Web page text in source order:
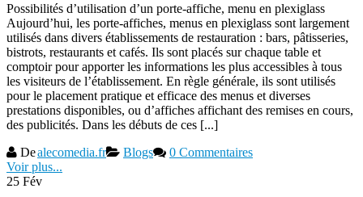
Possibilités d’utilisation d’un porte-affiche, menu en plexiglass
Aujourd’hui, les porte-affiches, menus en plexiglass sont largement
utilisés dans divers établissements de restauration : bars, pâtisseries,
bistrots, restaurants et cafés. Ils sont placés sur chaque table et
comptoir pour apporter les informations les plus accessibles à tous
les visiteurs de l’établissement. En règle générale, ils sont utilisés
pour le placement pratique et efficace des menus et diverses
prestations disponibles, ou d’affiches affichant des remises en cours,
des publicités. Dans les débuts de ces [...]
Dealecomedia.fr Blogs
0 Commentaires
Voir plus...
25 Fév